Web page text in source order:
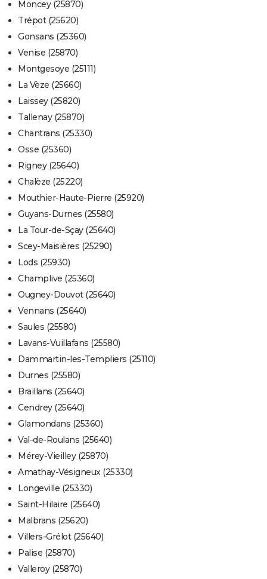
Moncey (25870)
Trépot (25620)
Gonsans (25360)
Venise (25870)
Montgesoye (25111)
La Vèze (25660)
Laissey (25820)
Tallenay (25870)
Chantrans (25330)
Osse (25360)
Rigney (25640)
Chalèze (25220)
Mouthier-Haute-Pierre (25920)
Guyans-Durnes (25580)
La Tour-de-Sçay (25640)
Scey-Maisières (25290)
Lods (25930)
Champlive (25360)
Ougney-Douvot (25640)
Vennans (25640)
Saules (25580)
Lavans-Vuillafans (25580)
Dammartin-les-Templiers (25110)
Durnes (25580)
Braillans (25640)
Cendrey (25640)
Glamondans (25360)
Val-de-Roulans (25640)
Mérey-Vieilley (25870)
Amathay-Vésigneux (25330)
Longeville (25330)
Saint-Hilaire (25640)
Malbrans (25620)
Villers-Grélot (25640)
Palise (25870)
Valleroy (25870)